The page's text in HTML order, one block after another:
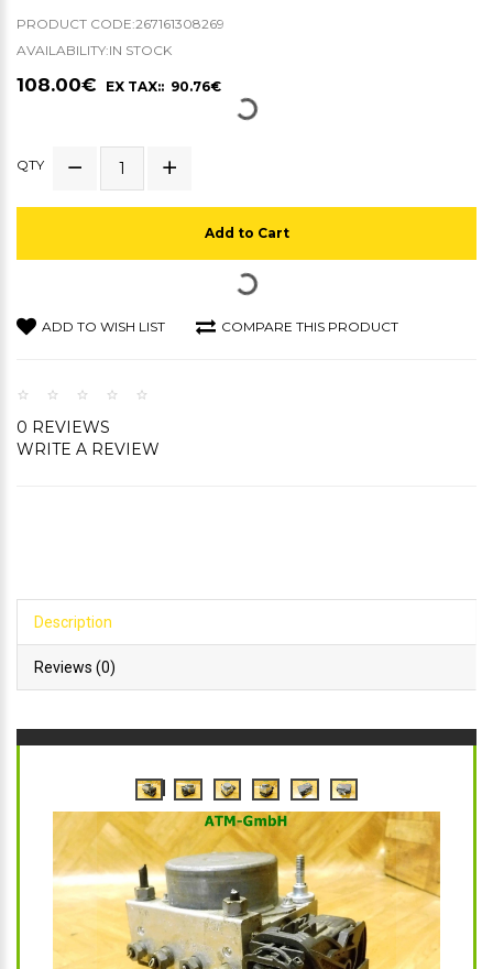
PRODUCT CODE:267161308269
AVAILABILITY:IN STOCK
108.00€ EX TAX:: 90.76€
QTY
Add to Cart
ADD TO WISH LIST COMPARE THIS PRODUCT
0 REVIEWS
WRITE A REVIEW
Description
Reviews (0)